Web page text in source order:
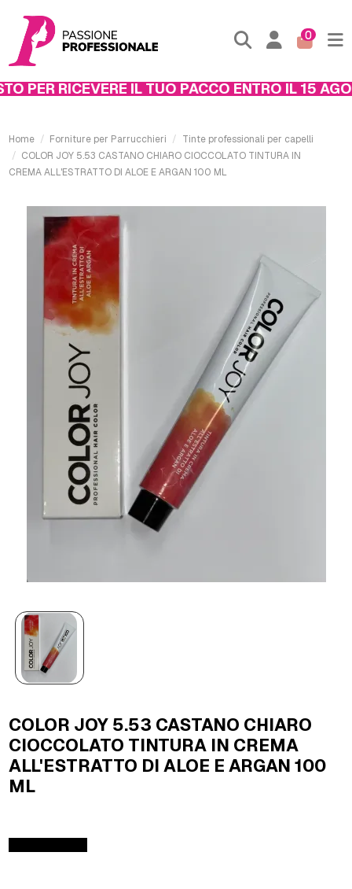
0
PER RICEVERE IL TUO PACCO ENTRO IL 15
Home Forniture per Parrucchieri
Tinte professionali per capelli
COLOR JOY 5.53 CASTANO CHIARO CIOCCOLATO TINTURA IN
CREMA ALL'ESTRATTO DI ALOE E ARGAN 100 ML
COLOR JOY 5.53 CASTANO CHIARO
CIOCCOLATO TINTURA IN CREMA
ALL'ESTRATTO DI ALOE E ARGAN 100
ML